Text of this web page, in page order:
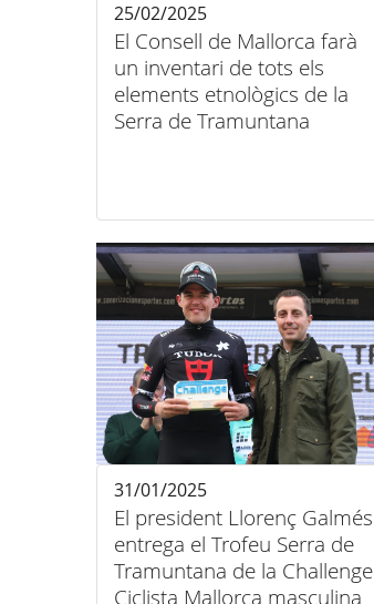
El Consell de Mallorca farà
un inventari de tots els
elements etnològics de la
Serra de Tramuntana
25/02/2025
El president Llorenç Galmés
entrega el Trofeu Serra de
Tramuntana de la Challenge
Ciclista Mallorca masculina
31/01/2025